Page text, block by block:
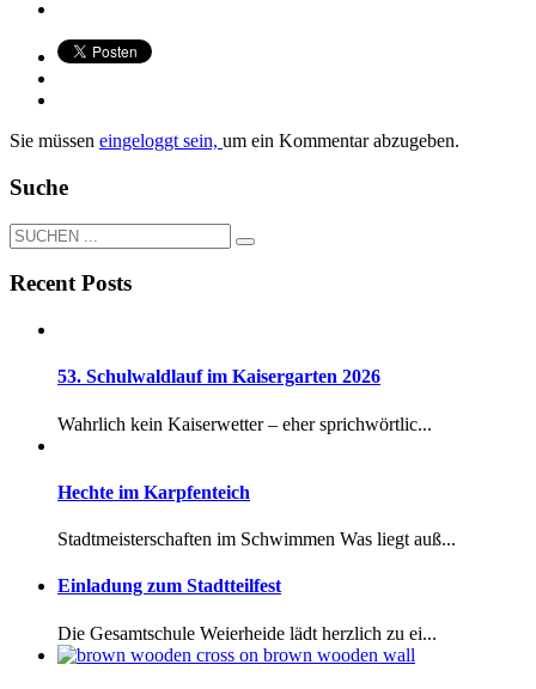
Sie müssen eingeloggt sein, um ein Kommentar abzugeben.
Suche
Recent Posts
53. Schulwaldlauf im Kaisergarten 2026
Wahrlich kein Kaiserwetter – eher sprichwörtlic...
Hechte im Karpfenteich
Stadtmeisterschaften im Schwimmen Was liegt auß...
Einladung zum Stadtteilfest
Die Gesamtschule Weierheide lädt herzlich zu ei...